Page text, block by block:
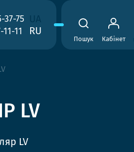
37-75
11
RU
Пошук Кабінет
LV
LV